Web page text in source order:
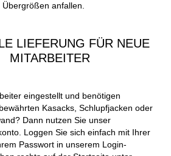
anfallen.
LIEFERUNG FÜR NEUE
MITARBEITER
eingestellt und benötigen
Kasacks, Schlupfjacken oder
Dann nutzen Sie unser
Loggen Sie sich einfach mit Ihrer
Passwort in unserem Login-